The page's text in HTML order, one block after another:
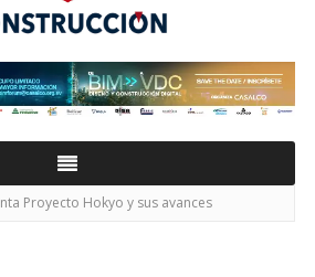
Proyecto Hokyo y sus avances